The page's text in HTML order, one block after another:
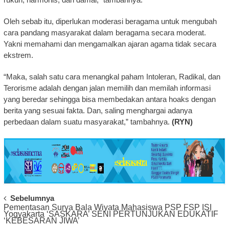
Oleh sebab itu, diperlukan moderasi beragama untuk mengubah
cara pandang masyarakat dalam beragama secara moderat.
Yakni memahami dan mengamalkan ajaran agama tidak secara
ekstrem.
“Maka, salah satu cara menangkal paham Intoleran, Radikal, dan
Terorisme adalah dengan jalan memilih dan memilah informasi
yang beredar sehingga bisa membedakan antara hoaks dengan
berita yang sesuai fakta. Dan, saling menghargai adanya
perbedaan dalam suatu masyarakat,” tambahnya. (RYN)
Post
Navigation
Sebelumnya
Pementasan Surya Bala Wiyata Mahasiswa PSP FSP ISI
Yogyakarta ‘SASKARA’ SENI PERTUNJUKAN EDUKATIF
‘KEBESARAN JIWA’